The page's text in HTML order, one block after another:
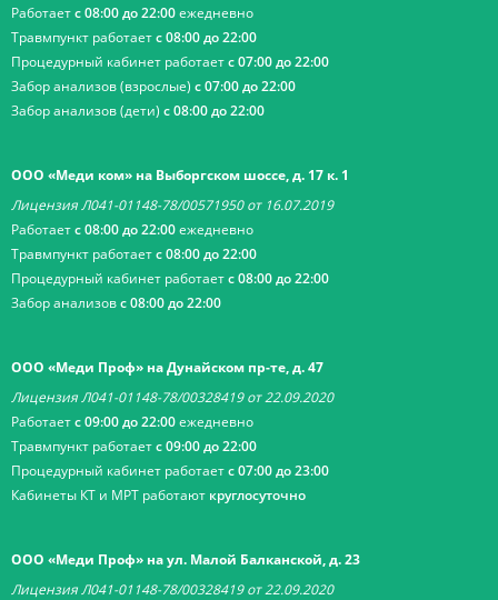
Работаетс 08:00 до 22:00ежедневно
Травмпункт работаетс 08:00 до 22:00
Процедурный кабинет работаетс 07:00 до 22:00
Забор анализов (взрослые) с 07:00 до 22:00
Забор анализов (дети) с 08:00 до 22:00
ООО «Меди ком» на Выборгском шоссе, д. 17 к. 1
Лицензия Л041-01148-78/00571950 от 16.07.2019
Работаетс 08:00 до 22:00ежедневно
Травмпункт работаетс 08:00 до 22:00
Процедурный кабинет работаетс 08:00 до 22:00
Забор анализовс 08:00 до 22:00
ООО «Меди Проф» на Дунайском пр-те, д. 47
Лицензия Л041-01148-78/00328419 от 22.09.2020
Работаетс 09:00 до 22:00ежедневно
Травмпункт работаетс 09:00 до 22:00
Процедурный кабинет работаетс 07:00 до 23:00
Кабинеты КТ и МРТ работают круглосуточно
ООО «Меди Проф» на ул. Малой Балканской, д. 23
Лицензия Л041-01148-78/00328419 от 22.09.2020